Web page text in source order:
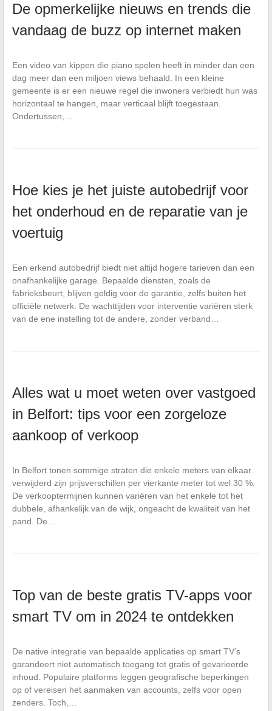
De opmerkelijke nieuws en trends die
vandaag de buzz op internet maken
Een video van kippen die piano spelen heeft in minder dan een
dag meer dan een miljoen views behaald. In een kleine
gemeente is er een nieuwe regel die inwoners verbiedt hun was
horizontaal te hangen, maar verticaal blijft toegestaan.
Ondertussen,…
Hoe kies je het juiste autobedrijf voor
het onderhoud en de reparatie van je
voertuig
Een erkend autobedrijf biedt niet altijd hogere tarieven dan een
onafhankelijke garage. Bepaalde diensten, zoals de
fabrieksbeurt, blijven geldig voor de garantie, zelfs buiten het
officiële netwerk. De wachttijden voor interventie variëren sterk
van de ene instelling tot de andere, zonder verband…
Alles wat u moet weten over vastgoed
in Belfort: tips voor een zorgeloze
aankoop of verkoop
In Belfort tonen sommige straten die enkele meters van elkaar
verwijderd zijn prijsverschillen per vierkante meter tot wel 30 %.
De verkooptermijnen kunnen variëren van het enkele tot het
dubbele, afhankelijk van de wijk, ongeacht de kwaliteit van het
pand. De…
Top van de beste gratis TV-apps voor
smart TV om in 2024 te ontdekken
De native integratie van bepaalde applicaties op smart TV’s
garandeert niet automatisch toegang tot gratis of gevarieerde
inhoud. Populaire platforms leggen geografische beperkingen
op of vereisen het aanmaken van accounts, zelfs voor open
zenders. Toch,…